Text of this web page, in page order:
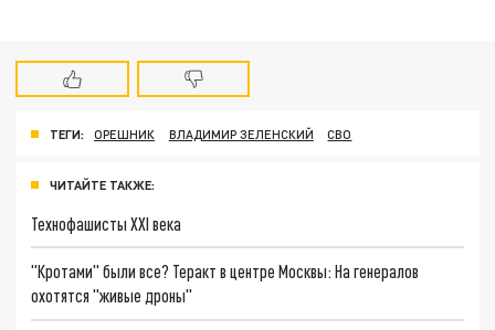
ТЕГИ: ОРЕШНИК ВЛАДИМИР ЗЕЛЕНСКИЙ СВО
ЧИТАЙТЕ ТАКЖЕ:
Технофашисты XXI века
"Кротами" были все? Теракт в центре Москвы: На генералов
охотятся "живые дроны"